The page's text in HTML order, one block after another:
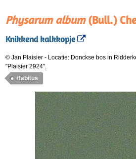
Physarum album(Bull.)
Knikkend kalkkopje
© Jan Plaisier - Locatie: Donckse bos in
"Plaisier 2924".
Habitus